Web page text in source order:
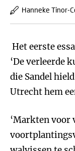
Hanneke Tinor-
Het eerste
‘De verleerde
die Sandel
Utrecht hem
‘Markten voor